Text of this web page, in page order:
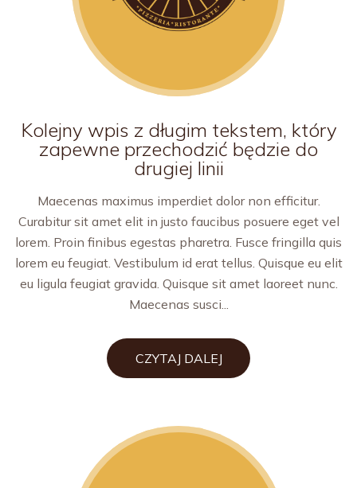
Kolejny wpis z długim tekstem, który
zapewne przechodzić będzie do
drugiej linii
Maecenas maximus imperdiet dolor non efficitur.
Curabitur sit amet elit in justo faucibus posuere eget vel
lorem. Proin finibus egestas pharetra. Fusce fringilla quis
lorem eu feugiat. Vestibulum id erat tellus. Quisque eu elit
eu ligula feugiat gravida. Quisque sit amet laoreet nunc.
Maecenas susci...
CZYTAJ DALEJ